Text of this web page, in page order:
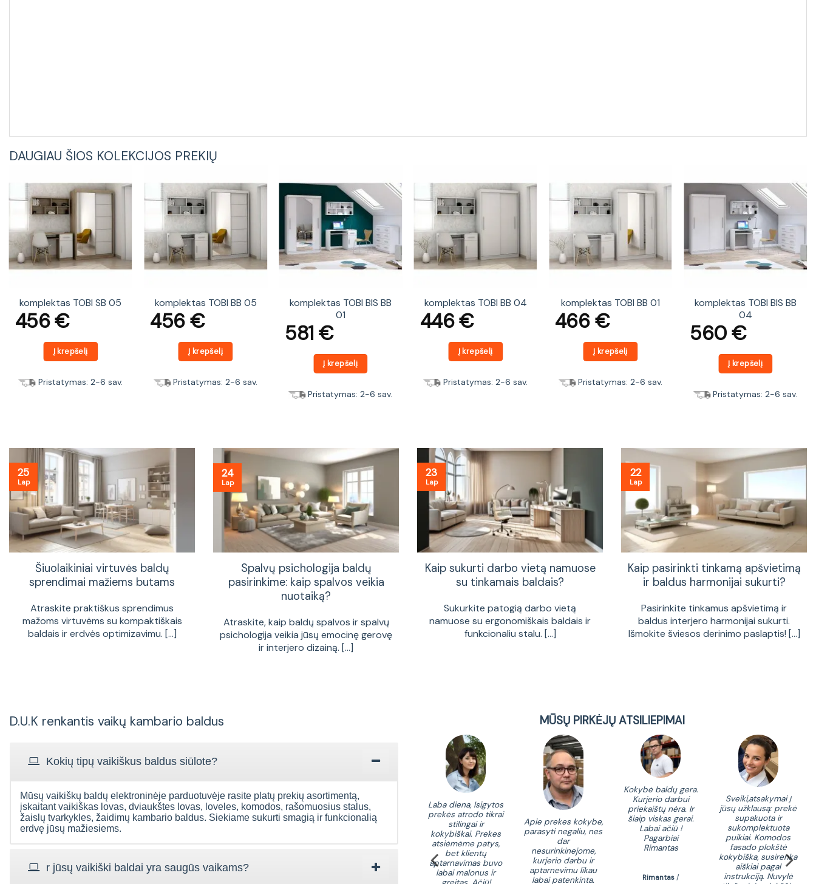
DAUGIAU ŠIOS KOLEKCIJOS PREKIŲ
komplektas TOBI SB 05
456€
Į krepšelį
Pristatymas: 2-6 sav.
komplektas TOBI BB 05
456€
Į krepšelį
Pristatymas: 2-6 sav.
komplektas TOBI BIS BB
01
581€
Į krepšelį
Pristatymas: 2-6 sav.
komplektas TOBI BB 04
446€
Į krepšelį
Pristatymas: 2-6 sav.
komplektas TOBI BB 01
466€
Į krepšelį
Pristatymas: 2-6 sav.
komplektas TOBI BIS BB
04
560€
Į krepšelį
Pristatymas: 2-6 sav.
Šiuolaikiniai virtuvės baldų
sprendimai mažiems butams
Atraskite praktiškus sprendimus
mažoms virtuvėms su kompaktiškais
baldais ir erdvės optimizavimu. [...]
25
Lap
Spalvų psichologija baldų
pasirinkime: kaip spalvos veikia
nuotaiką?
Atraskite, kaip baldų spalvos ir spalvų
psichologija veikia jūsų emocinę gerovę
ir interjero dizainą. [...]
24
Lap
Kaip sukurti darbo vietą namuose
su tinkamais baldais?
Sukurkite patogią darbo vietą
namuose su ergonomiškais baldais ir
funkcionaliu stalu. [...]
23
Lap
Kaip pasirinkti tinkamą apšvietimą
ir baldus harmonijai sukurti?
Pasirinkite tinkamus apšvietimą ir
baldus interjero harmonijai sukurti.
Išmokite šviesos derinimo paslaptis! [...]
22
Lap
D.U.K renkantis vaikų kambario baldus
Kokių tipų vaikiškus baldus siūlote?
Mūsų vaikiškų baldų elektroninėje parduotuvėje rasite platų prekių asortimentą,
įskaitant vaikiškas lovas, dviaukštes lovas, loveles, komodos, rašomuosius stalus,
žaislų tvarkykles, žaidimų kambario baldus. Siekiame sukurti smagią ir funkcionalią
erdvę jūsų mažiesiems.
r jūsų vaikiški baldai yra saugūs vaikams?
MŪSŲ PIRKĖJŲ ATSILIEPIMAI
Laba diena, Isigytos
prekės atrodo tikrai
stilingai ir
kokybiškai. Prekes
atsiėmėme patys,
bet klientų
aptarnavimas buvo
labai malonus ir
Apie prekes kokybe,
parasyti negaliu, nes
dar
nesurinkinejome,
kurjerio darbu ir
aptarnevimu likau
labai patenkinta.
Kokybė baldų gera.
Kurjerio darbui
priekaištų nėra. Ir
šiaip viskas gerai.
Labai ačiū !
Pagarbiai
Rimantas
Rimantas /
Sveiki,atsakymai į
jūsų užklausą: prekė
supakuota ir
sukomplektuota
puikiai. Komodos
fasado plokštė
kokybiška, susirenka
aiškiai pagal
instrukciją. Nuvylė
Laba diena, Apie
įsigyto daikto kokybę
sunku spręsti.
Kurjerio darbas puikus.
Jūsų aptarnavimui
Gediminas /
valč**0@inbox.lt
Laba diena,
Ačiū už greitą ir malonų
aptarnavimą, tiek
kurjerių tarnybai tiek
Sveiki,atsakymai į jūsų
užklausą: prekė
supakuota ir
Laba diena , perku iš
jūsų jau ne pirmą baldą.
Kokybei priekaištų
Ypač dėkinga kurjeriui